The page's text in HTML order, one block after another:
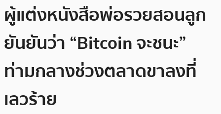
ผู้แต่งหนังสือพ่อรวยสอนลูก
ยันยันว่า “Bitcoin จะชนะ”
ท่ามกลางช่วงตลาดขาลงที่
เลวร้าย